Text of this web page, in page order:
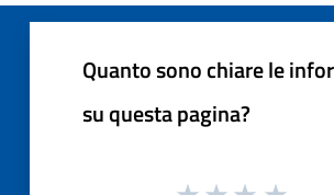
Quanto sono chiare le
su questa pagina?